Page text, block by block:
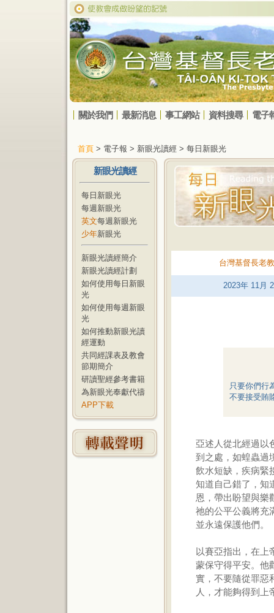
關於我們 最新消息 事工網站 資料搜尋 電子
首頁 > 電子報 > 新眼光讀經 > 每日新眼光
新眼光讀經
每日新眼光
每週新眼光
英文每週新眼光
少年新眼光
新眼光讀經簡介
新眼光讀經計劃
如何使用每日新眼
光
如何使用每週新眼
光
如何推動新眼光讀
經運動
共同經課表及教會
節期簡介
研讀聖經參考書籍
為新眼光奉獻代禱
APP下載
台灣基督長老
2023年 11月
只要你們行
不要接受賄
亞述人從北經過以
到之處，如蝗蟲過
飲水短缺，疾病緊
知道自己錯了，知
恩，帶出盼望與樂
祂的公平公義將充
並永遠保護他們。
以賽亞指出，在上
蒙保守得平安。他
實，不要隨從罪惡
人，才能夠得到上